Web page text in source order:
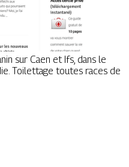
sur Caen et Ifs, dans le
Toilettage toutes races de